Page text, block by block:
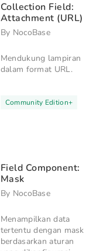
Collection Field:
Attachment (URL)
By NocoBase
Mendukung lampiran
dalam format URL.
Community Edition+
Field Component:
Mask
By NocoBase
Menampilkan data
tertentu dengan mask
berdasarkan aturan